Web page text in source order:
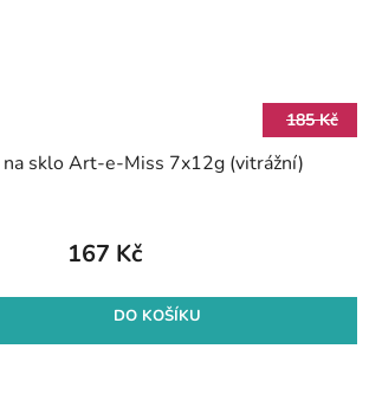
185 Kč
na sklo Art-e-Miss 7x12g (vitrážní)
167 Kč
DO KOŠÍKU